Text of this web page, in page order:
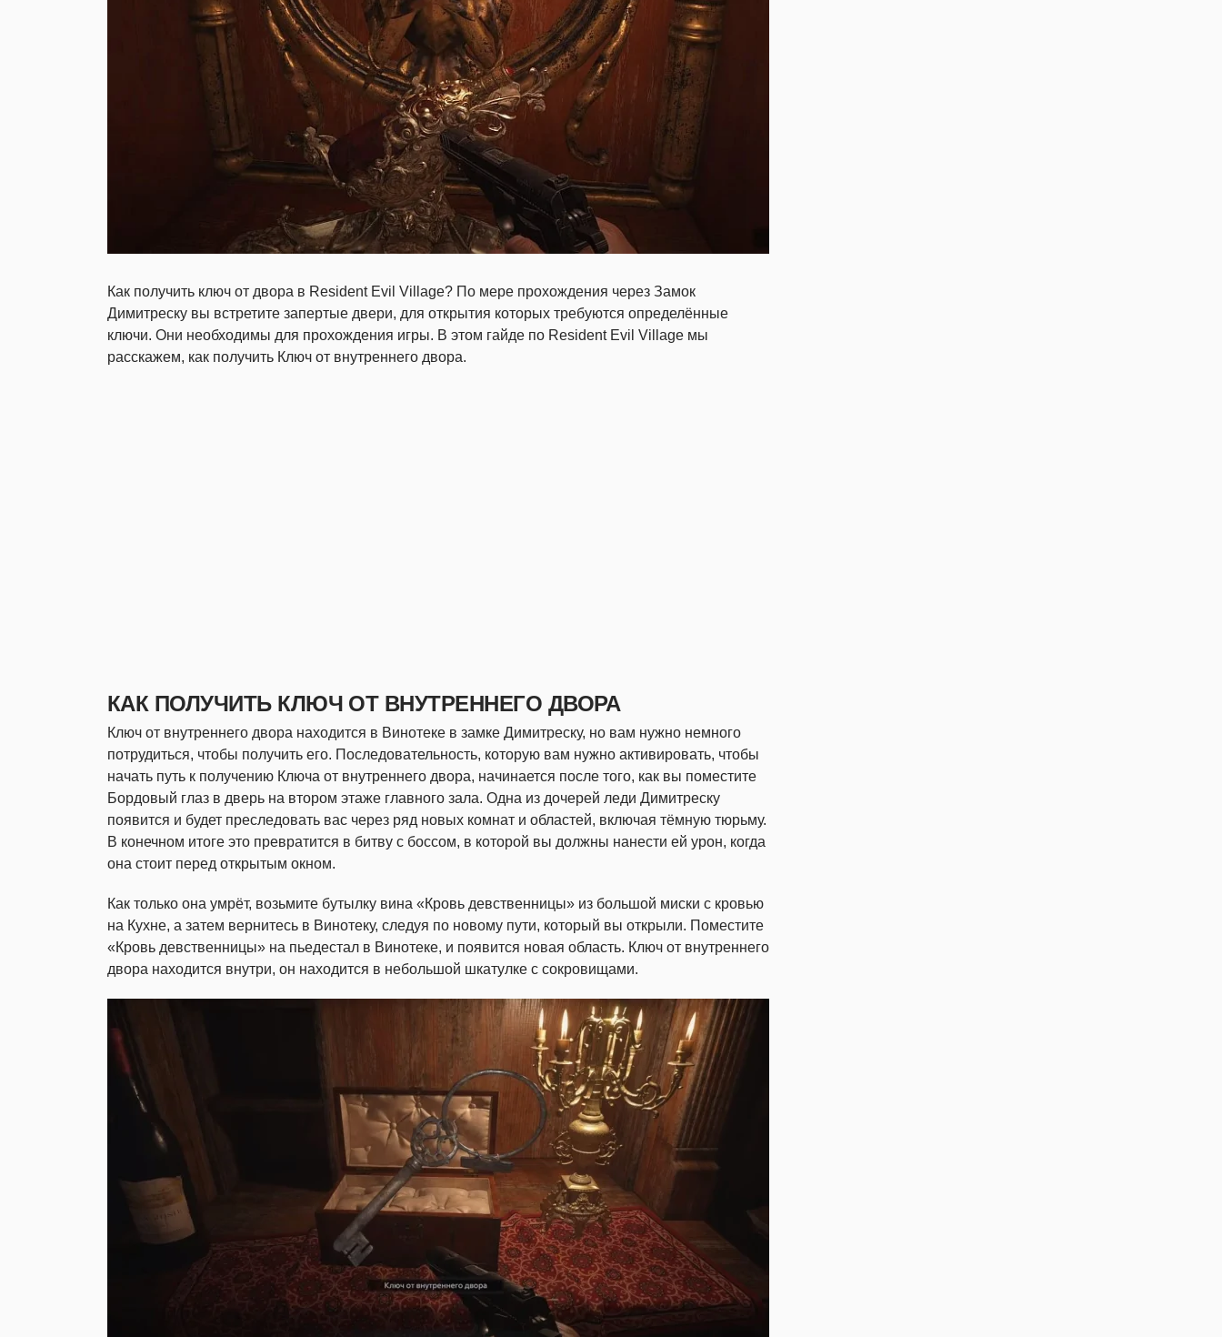
Как получить ключ от двора в Resident Evil Village? По мере прохождения через Замок
Димитреску вы встретите запертые двери, для открытия которых требуются определённые
ключи. Они необходимы для прохождения игры. В этом гайде по Resident Evil Village мы
расскажем, как получить Ключ от внутреннего двора.
КАК ПОЛУЧИТЬ КЛЮЧ ОТ ВНУТРЕННЕГО ДВОРА
Ключ от внутреннего двора находится в Винотеке в замке Димитреску, но вам нужно немного
потрудиться, чтобы получить его. Последовательность, которую вам нужно активировать, чтобы
начать путь к получению Ключа от внутреннего двора, начинается после того, как вы поместите
Бордовый глаз в дверь на втором этаже главного зала. Одна из дочерей леди Димитреску
появится и будет преследовать вас через ряд новых комнат и областей, включая тёмную тюрьму.
В конечном итоге это превратится в битву с боссом, в которой вы должны нанести ей урон, когда
она стоит перед открытым окном.
Как только она умрёт, возьмите бутылку вина «Кровь девственницы» из большой миски с кровью
на Кухне, а затем вернитесь в Винотеку, следуя по новому пути, который вы открыли. Поместите
«Кровь девственницы» на пьедестал в Винотеке, и появится новая область. Ключ от внутреннего
двора находится внутри, он находится в небольшой шкатулке с сокровищами.